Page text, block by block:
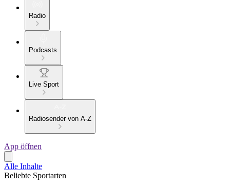
Radio
Podcasts
Live Sport
Radiosender von A-Z
App öffnen
Alle Inhalte
Beliebte Sportarten